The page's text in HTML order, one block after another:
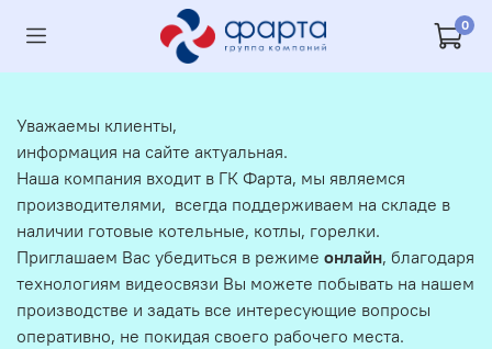
0
Уважаемы клиенты,
информация на сайте актуальная.
Наша компания входит в ГК Фарта, мы являемся
производителями, всегда поддерживаем на складе в
наличии готовые котельные, котлы, горелки.
Приглашаем Вас убедиться в режиме онлайн, благодаря
технологиям видеосвязи Вы можете побывать на нашем
производстве и задать все интересующие вопросы
оперативно, не покидая своего рабочего места.